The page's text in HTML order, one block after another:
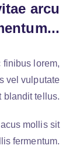
arcu
finibus lorem,
vel vulputate
blandit tellus.
mollis sit
fermentum.